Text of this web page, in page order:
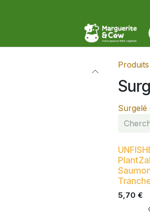
Produits
Surgelé
5,70 €